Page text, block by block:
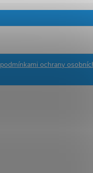
podmínkami ochrany